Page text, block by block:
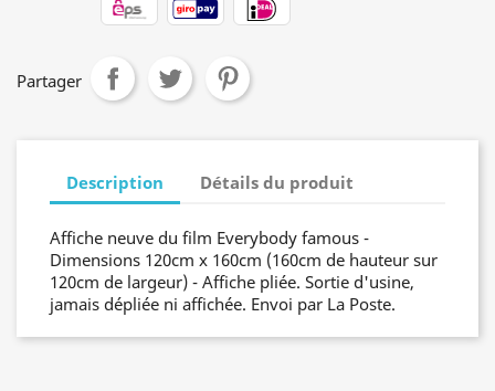
Partager
Description Détails du produit
Affiche neuve du film Everybody famous -
Dimensions 120cm x 160cm (160cm de hauteur sur
120cm de largeur) - Affiche pliée. Sortie d'usine,
jamais dépliée ni affichée. Envoi par La Poste.